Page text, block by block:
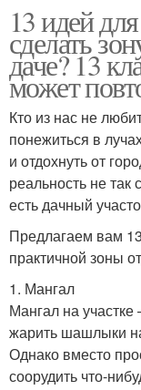
13 идей
сделать
даче? 13
может
Кто из нас не
понежиться в
и отдохнуть от
реальность не так
есть дачный
Предлагаем вам
практичной зоны
1. Мангал
Мангал на
жарить шашлыки
Однако вместо
соорудить что-